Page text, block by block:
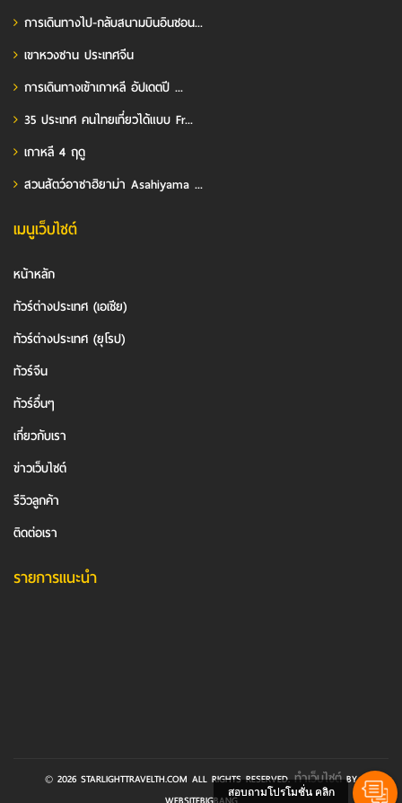
การเดินทางไป-กลับสนามบินอินชอน...
เขาหวงซาน ประเทศจีน
การเดินทางเข้าเกาหลี อัปเดตปี ...
35 ประเทศ คนไทยเที่ยวได้แบบ Fr...
เกาหลี 4 ฤดู
สวนสัตว์อาซาฮิยาม่า Asahiyama ...
เมนูเว็บไซต์
หน้าหลัก
ทัวร์ต่างประเทศ (เอเชีย)
ทัวร์ต่างประเทศ (ยุโรป)
ทัวร์จีน
ทัวร์อื่นๆ
เกี่ยวกับเรา
ข่าวเว็บไซต์
รีวิวลูกค้า
ติดต่อเรา
รายการแนะนำ
© 2026 STARLIGHTTRAVELTH.COM ALL RIGHTS RESERVED.ทำเว็บไซต์BY
สอบถามโปรโมชั่น คลิก